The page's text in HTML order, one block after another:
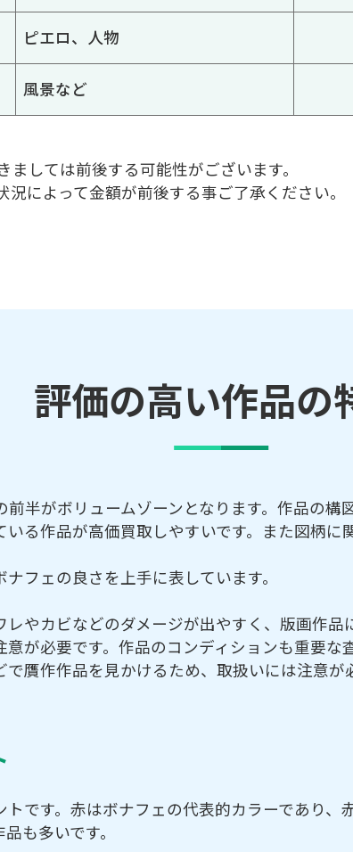
ピエロ、人物
風景など
しては前後する可能性がございます。
によって金額が前後する事ご了承ください。
評価の高い作品の
半がボリュームゾーンとなります。作品の
る作品が高価買取しやすいです。また図柄
フェの良さを上手に表しています。
やカビなどのダメージが出やすく、版画作
が必要です。作品のコンディションも重要な
贋作作品を見かけるため、取扱いには注意が
です。赤はボナフェの代表的カラーであり
も多いです。